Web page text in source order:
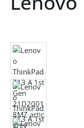
Bildergalerie